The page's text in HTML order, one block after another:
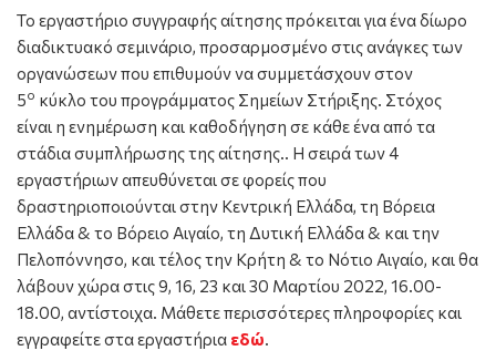
Το εργαστήριο συγγραφής αίτησης πρόκειται για ένα δίωρο
διαδικτυακό σεμινάριο, προσαρμοσμένο στις ανάγκες των
οργανώσεων που επιθυμούν να συμμετάσχουν στον
5ο κύκλο του προγράμματος Σημείων Στήριξης. Στόχος
είναι η ενημέρωση και καθοδήγηση σε κάθε ένα από τα
στάδια συμπλήρωσης της αίτησης.. Η σειρά των 4
εργαστήριων απευθύνεται σε φορείς που
δραστηριοποιούνται στην Κεντρική Ελλάδα, τη Βόρεια
Ελλάδα & το Βόρειο Αιγαίο, τη Δυτική Ελλάδα & και την
Πελοπόννησο, και τέλος την Κρήτη & το Νότιο Αιγαίο, και θα
λάβουν χώρα στις 9, 16, 23 και 30 Μαρτίου 2022, 16.00-
18.00, αντίστοιχα. Μάθετε περισσότερες πληροφορίες και
εγγραφείτε στα εργαστήρια εδώ.